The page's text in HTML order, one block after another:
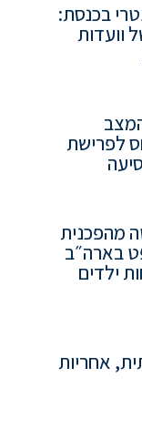
בכנסת:
וועדות
לפרישת
מהפכנית
בארה״ב
ילדים
אחריות